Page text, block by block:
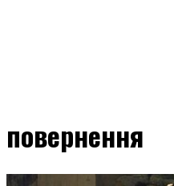
повернення